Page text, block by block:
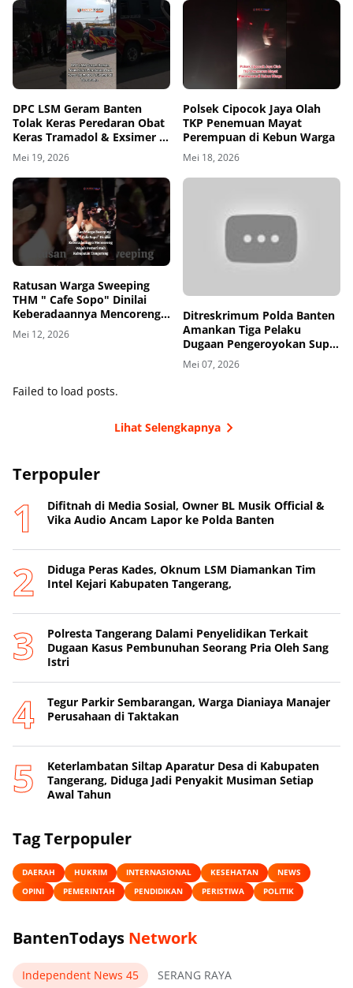
DPC LSM Geram Banten
Tolak Keras Peredaran Obat
Keras Tramadol & Exsimer di
Tangerang
Mei 19, 2026
Polsek Cipocok Jaya Olah
TKP Penemuan Mayat
Perempuan di Kebun Warga
Mei 18, 2026
Ratusan Warga Sweeping
THM " Cafe Sopo" Dinilai
Keberadaannya Mencoreng
Wajah Pemerintah
Kabupaten Tangerang
Mei 12, 2026
Ditreskrimum Polda Banten
Amankan Tiga Pelaku
Dugaan Pengeroyokan Supir
di Toll
Mei 07, 2026
Failed to load posts.
Lihat Selengkapnya
Terpopuler
Difitnah di Media Sosial, Owner BL Musik Official &
Vika Audio Ancam Lapor ke Polda Banten
Diduga Peras Kades, Oknum LSM Diamankan Tim
Intel Kejari Kabupaten Tangerang,
Polresta Tangerang Dalami Penyelidikan Terkait
Dugaan Kasus Pembunuhan Seorang Pria Oleh Sang
Istri
Tegur Parkir Sembarangan, Warga Dianiaya Manajer
Perusahaan di Taktakan
Keterlambatan Siltap Aparatur Desa di Kabupaten
Tangerang, Diduga Jadi Penyakit Musiman Setiap
Awal Tahun
Tag Terpopuler
DAERAH HUKRIM INTERNASIONAL KESEHATAN
NEWS
OPINI
PEMERINTAH PENDIDIKAN PERISTIWA POLITIK
BantenTodays Network
Independent News 45 SERANG RAYA